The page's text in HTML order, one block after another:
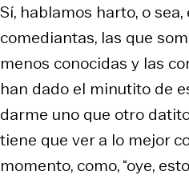
Sí, hablamos harto, o sea,
comediantas, las que
menos conocidas y las
han dado el minutito de
darme uno que otro
tiene que ver a lo mejor
momento, como, “oye,